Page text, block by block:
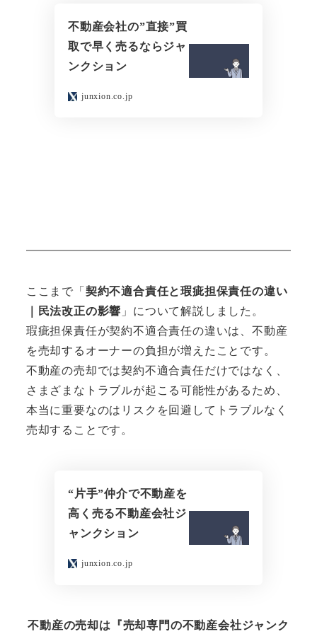
不動産会社の”直接”買
取で早く売るならジャ
ンクション
junxion.co.jp
ここまで「 契約不適合責任と瑕疵担保責任の違い
｜民法改正の影響 」について解説しました。
瑕疵担保責任が契約不適合責任の違いは、不動産
を売却するオーナーの負担が増えたことです。
不動産の売却では契約不適合責任だけではなく、
さまざまなトラブルが起こる可能性があるため、
本当に重要なのはリスクを回避してトラブルなく
売却することです。
“片手”仲介で不動産を
高く売る不動産会社ジ
ャンクション
junxion.co.jp
不動産の売却は『売却専門の不動産会社ジャンク